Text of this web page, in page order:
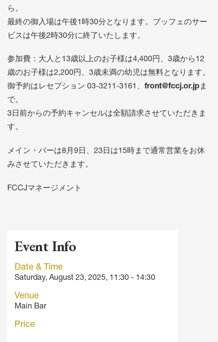
ら。
最終の御入場は午後1時30分となります。ブッフェのサー
ビスは午後2時30分に終了いたします。
参加費：大人と13歳以上のお子様は4,400円、3歳から12
歳のお子様は2,200円、3歳未満の幼児は無料となります。
御予約はレセプション 03-3211-3161、 front@fccj.or.jpま
で。
3日前からの予約キャンセルは全額請求させていただきま
す。
メイン・バーは8月9日、23日は15時まで通常営業をお休
みさせていただきます。
FCCJマネージメント
Event Info
Date & Time
Saturday, August 23, 2025, 11:30 - 14:30
Venue
Main Bar
Price